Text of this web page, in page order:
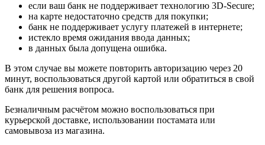
если ваш банк не поддерживает технологию 3D-Secure;
на карте недостаточно средств для покупки;
банк не поддерживает услугу платежей в интернете;
истекло время ожидания ввода данных;
в данных была допущена ошибка.
В этом случае вы можете повторить авторизацию через 20
минут, воспользоваться другой картой или обратиться в свой
банк для решения вопроса.
Безналичным расчётом можно воспользоваться при
курьерской доставке, использовании постамата или
самовывоза из магазина.